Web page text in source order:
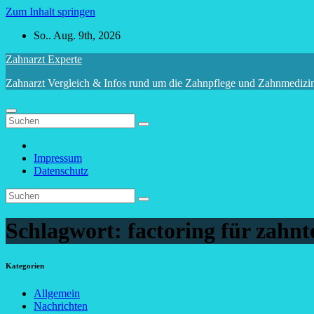
Zum Inhalt springen
So.. Aug. 9th, 2026
Zahnarzt Experte
Zahnarzt Vergleich & Infos rund um die Zahnpflege und
Impressum
Datenschutz
Schlagwort: factoring für
Kategorien
Allgemein
Nachrichten